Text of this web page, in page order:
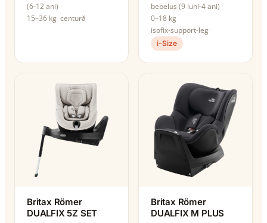
(6-12 ani)
15–36 kg centură
bebeluș (9 luni-4 ani)
0–18 kg
isofix-support-leg
i-Size
Britax Römer
DUALFIX 5Z SET
Britax Römer
DUALFIX M PLUS